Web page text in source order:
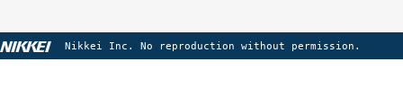
Nikkei Inc. No reproduction without permission.